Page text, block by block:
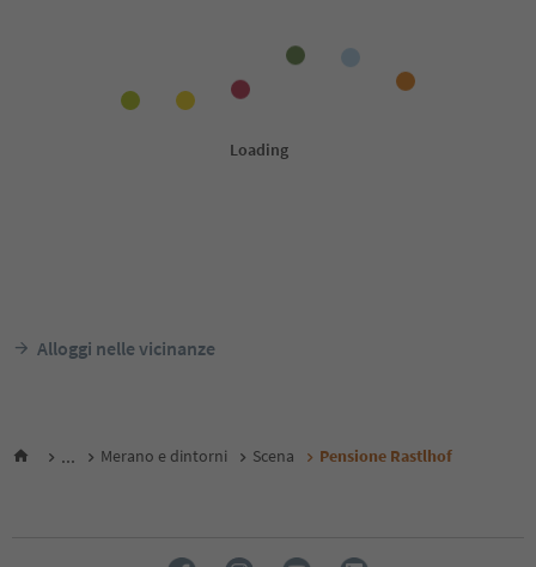
Alloggi nelle vicinanze
... Merano e dintorni Scena Pensione Rastlhof